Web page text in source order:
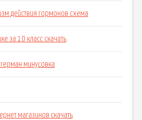
действия гормонов схема
за 10 класс скачать
минусовка
магазинов скачать